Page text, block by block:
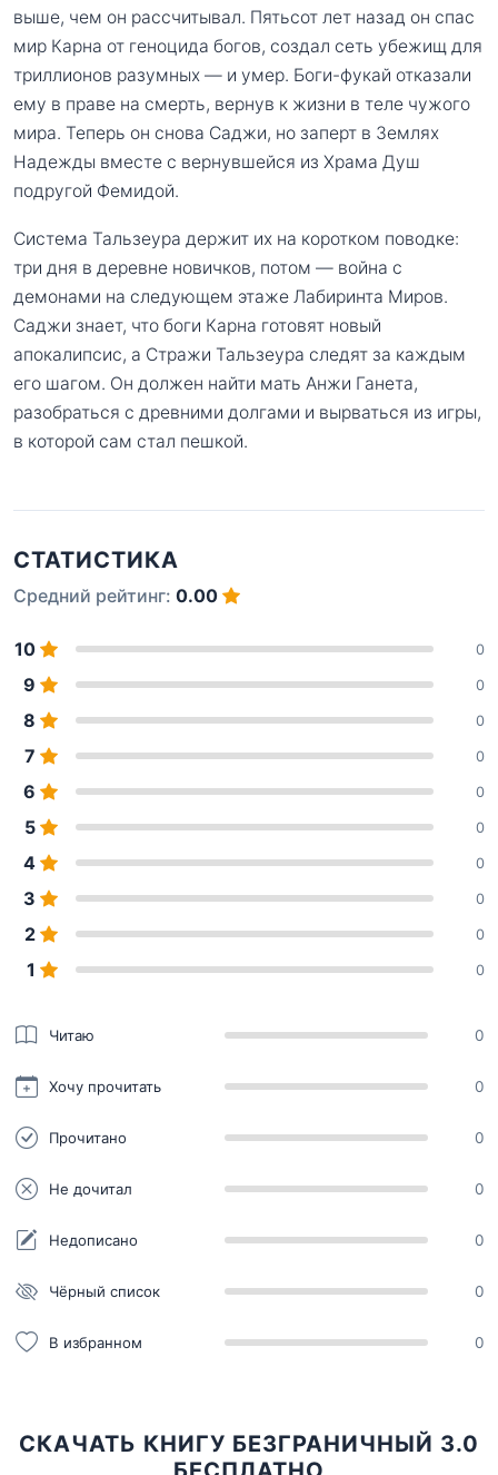
выше, чем он рассчитывал. Пятьсот лет назад он спас
мир Карна от геноцида богов, создал сеть убежищ для
триллионов разумных — и умер. Боги-фукай отказали
ему в праве на смерть, вернув к жизни в теле чужого
мира. Теперь он снова Саджи, но заперт в Землях
Надежды вместе с вернувшейся из Храма Душ
подругой Фемидой.
Система Тальзеура держит их на коротком поводке:
три дня в деревне новичков, потом — война с
демонами на следующем этаже Лабиринта Миров.
Саджи знает, что боги Карна готовят новый
апокалипсис, а Стражи Тальзеура следят за каждым
его шагом. Он должен найти мать Анжи Ганета,
разобраться с древними долгами и вырваться из игры,
в которой сам стал пешкой.
СТАТИСТИКА
Средний рейтинг: 0.00
10 0
9 0
8 0
7 0
6 0
5 0
4 0
3 0
2 0
1 0
Читаю 0
Хочу прочитать 0
Прочитано 0
Не дочитал 0
Недописано 0
Чёрный список 0
В избранном 0
СКАЧАТЬ КНИГУ БЕЗГРАНИЧНЫЙ 3.0